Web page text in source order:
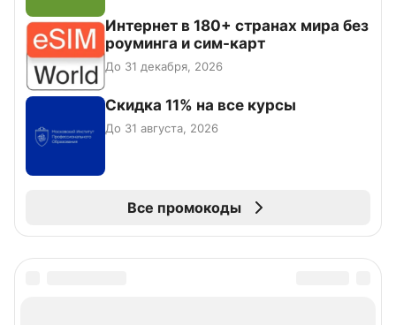
Интернет в 180+ странах мира без
роуминга и сим-карт
До 31 декабря, 2026
Скидка 11% на все курсы
До 31 августа, 2026
Все промокоды